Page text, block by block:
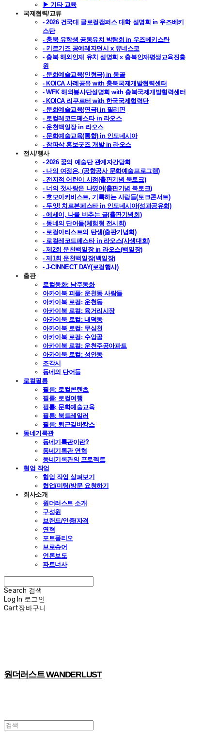
▶ 기타 교육
국제협력/교류
- 2026 건국대 글로컬캠퍼스 대학 설명회 in 우즈베키
스탄
- 충북 유학생 공동유치 박람회 in 우즈베키스탄
- 키르기즈 공예레지던시 x 유네스코
- 충북 해외인재 유치 설명회 x 충북인재평생교육진흥
원
- 문화예술교육(인형극) in 몽골
- KOICA 사례공유 with 충북국제개발협력센터
- WFK 해외봉사단설명회 with 충북국제개발협력센터
- KOICA 리쿠르터 with 한국국제협력단
- 문화예술교육(연극) in 필리핀
- 로컬레코드페스타 in 라오스
- 운천백일장 in 라오스
- 문화예술교육(통합) in 인도네시아
- 참파삭 홍보굿즈 개발 in 라오스
전시/행사
- 2026 꿈의 예술단 관계자간담회
- 나의 여정은, (공항공사 문화예술프로그램)
- 전지적 어린이 시점(출판기념 북토크)
- 너의 첫사랑은 나였어(출판기념 북토크)
- 호모아키비스트, 기록하는 사람들(토크콘서트)
- 두잇! 치르본페스타 in 인도네시아(성과공유회)
- 에세이, 나를 비추는 글(출판기념회)
- 동네의 단어들(체험형 전시회)
- 로컬아티스트의 탄생(출판기념회)
- 로컬레코드페스타 in 라오스(사생대회)
- 제2회 운천백일장 in 라오스(백일장)
- 제1회 운천백일장(백일장)
- J-CINNECT DAY(로컬행사)
출판
로컬동화: 남주동화
아카이북 피플: 운천동 사람들
아카이북 로컬: 운천동
아카이북 로컬: 육거리시장
아카이북 로컬: 내덕동
아카이북 로컬: 무심천
아카이북 로컬: 수암골
아카이북 로컬: 운천주공아파트
아카이북 로컬: 성안동
조각시
동네의 단어들
로컬필름
필름: 로컬콘텐츠
필름: 로컬여행
필름: 문화예술교육
필름: 북트레일러
필름: 퇴근길바캉스
동네기록관
동네기록관이란?
동네기록관 연혁
동네기록관의 프로젝트
협업 작업
협업 작업 살펴보기
협업/미팅/방문 요청하기
회사소개
원더러스트 소개
구성원
브랜드/인증/자격
연혁
포트폴리오
브로슈어
언론보도
파트너사
Search 검색
Log In 로그인
Cart장바구니
원더러스트 WANDERLUST